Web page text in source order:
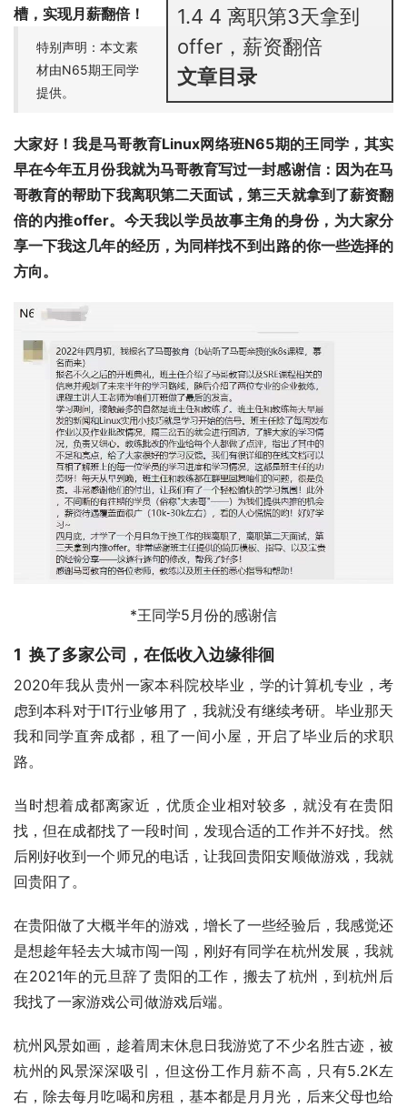
1.4 4 离职第3天拿到
offer，薪资翻倍
文章目录
槽，实现月薪翻倍！
特别声明：本文素
材由N65期王同学
提供。
大家好！我是马哥教育Linux网络班N65期的王同学，其实
早在今年五月份我就为马哥教育写过一封感谢信：因为在马
哥教育的帮助下我离职第二天面试，第三天就拿到了薪资翻
倍的内推offer。今天我以学员故事主角的身份，为大家分
享一下我这几年的经历，为同样找不到出路的你一些选择的
方向。
*王同学5月份的感谢信
1 换了多家公司，在低收入边缘徘徊
2020年我从贵州一家本科院校毕业，学的计算机专业，考
虑到本科对于IT行业够用了，我就没有继续考研。毕业那天
我和同学直奔成都，租了一间小屋，开启了毕业后的求职
路。
当时想着成都离家近，优质企业相对较多，就没有在贵阳
找，但在成都找了一段时间，发现合适的工作并不好找。然
后刚好收到一个师兄的电话，让我回贵阳安顺做游戏，我就
回贵阳了。
在贵阳做了大概半年的游戏，增长了一些经验后，我感觉还
是想趁年轻去大城市闯一闯，刚好有同学在杭州发展，我就
在2021年的元旦辞了贵阳的工作，搬去了杭州，到杭州后
我找了一家游戏公司做游戏后端。
杭州风景如画，趁着周末休息日我游览了不少名胜古迹，被
杭州的风景深深吸引，但这份工作月薪不高，只有5.2K左
右，除去每月吃喝和房租，基本都是月月光，后来父母也给